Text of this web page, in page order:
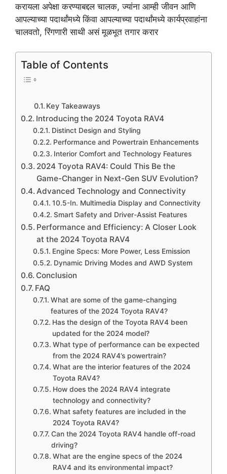
करायला अपेक्षा करण्याबद्दल चालक, ज्यांना आम्ही जीवन आणि
आपल्याच्या पदार्थांमध्ये किंवा आपल्याच्या पदार्थांमध्ये कार्यप्रवाहांना
चालवतो, रिंगणारी साथी असं मूळभूत तगार करार
Table of Contents
Key Takeaways
Introducing the 2024 Toyota RAV4
Distinct Design and Styling
Performance and Powertrain Enhancements
Interior Comfort and Technology Features
2024 Toyota RAV4: Could This Be the
Game-Changer in Next-Gen SUV Evolution?
Advanced Technology and Connectivity
10.5-In. Multimedia Display and Connectivity
Smart Safety and Driver-Assist Features
Performance and Efficiency: A Closer Look
at the 2024 Toyota RAV4
Engine Specs: More Power, Less Emission
Dynamic Driving Modes and AWD System
Conclusion
FAQ
What are some of the game-changing
features of the 2024 Toyota RAV4?
Has the design of the Toyota RAV4 been
updated for the 2024 model?
What type of performance can be expected
from the 2024 RAV4’s powertrain?
What are the interior features of the 2024
Toyota RAV4?
How does the 2024 RAV4 integrate
technology and connectivity?
What safety features are included in the
2024 Toyota RAV4?
Can the 2024 Toyota RAV4 handle off-road
driving?
What are the engine specs of the 2024
RAV4 and its environmental impact?